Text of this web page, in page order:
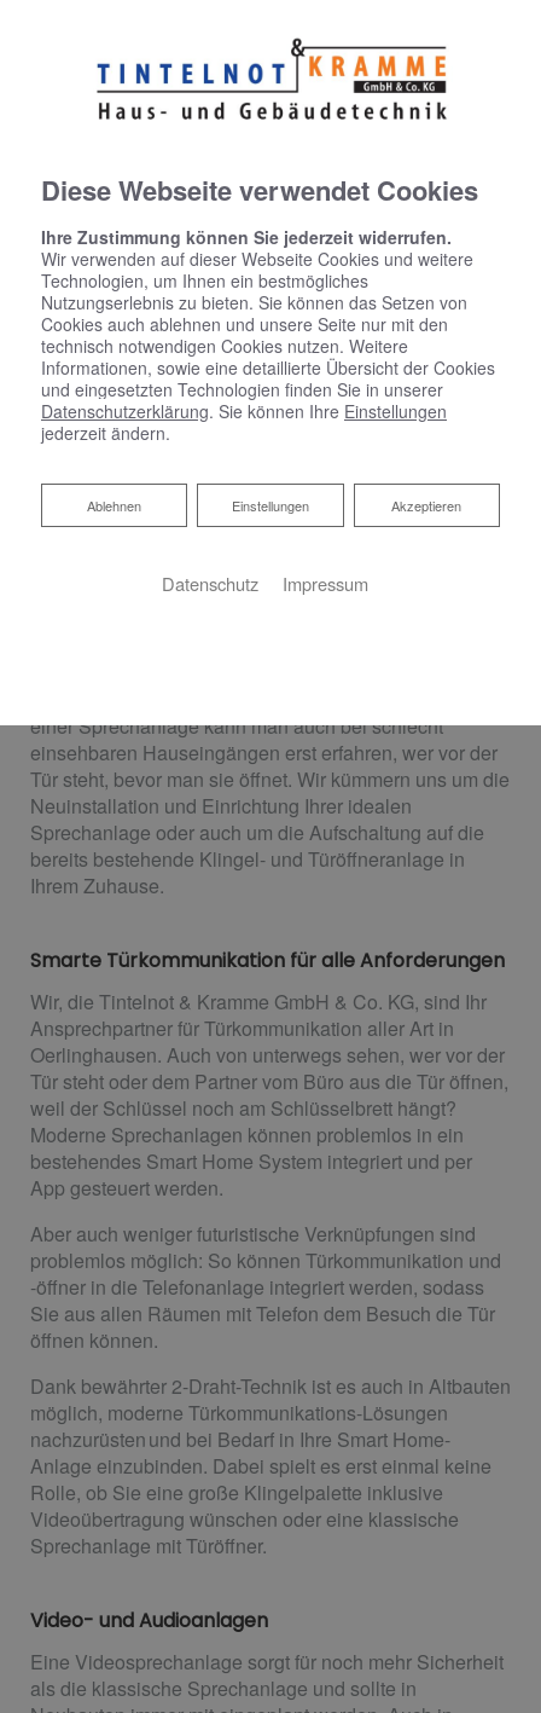
Sprechanlagen
einer Sprechanlage kann man auch bei schlecht
einsehbaren Hauseingängen erst erfahren, wer vor der
Tür steht, bevor man sie öffnet. Wir kümmern uns um die
Neuinstallation und Einrichtung Ihrer idealen
Sprechanlage oder auch um die Aufschaltung auf die
bereits bestehende Klingel- und Türöffneranlage in
Ihrem Zuhause.
Smarte Türkommunikation für alle Anforderungen
Wir, die Tintelnot & Kramme GmbH & Co. KG, sind Ihr
Ansprechpartner für Türkommunikation aller Art in
Oerlinghausen. Auch von unterwegs sehen, wer vor der
Tür steht oder dem Partner vom Büro aus die Tür öffnen,
weil der Schlüssel noch am Schlüsselbrett hängt?
Moderne Sprechanlagen können problemlos in ein
bestehendes Smart Home System integriert und per
App gesteuert werden.
Aber auch weniger futuristische Verknüpfungen sind
problemlos möglich: So können Türkommunikation und
-öffner in die Telefonanlage integriert werden, sodass
Sie aus allen Räumen mit Telefon dem Besuch die Tür
öffnen können.
Dank bewährter 2-Draht-Technik ist es auch in Altbauten
möglich, moderne Türkommunikations-Lösungen
nachzurüsten und bei Bedarf in Ihre Smart Home-
Anlage einzubinden. Dabei spielt es erst einmal keine
Rolle, ob Sie eine große Klingelpalette inklusive
Videoübertragung wünschen oder eine klassische
Sprechanlage mit Türöffner.
Video- und Audioanlagen
Eine Videosprechanlage sorgt für noch mehr Sicherheit
als die klassische Sprechanlage und sollte in
Diese Webseite verwendet Cookies
Ihre Zustimmung können Sie jederzeit widerrufen.
Wir verwenden auf dieser Webseite Cookies und weitere
Technologien, um Ihnen ein bestmögliches
Nutzungserlebnis zu bieten. Sie können das Setzen von
Cookies auch ablehnen und unsere Seite nur mit den
technisch notwendigen Cookies nutzen. Weitere
Informationen, sowie eine detaillierte Übersicht der Cookies
und eingesetzten Technologien finden Sie in unserer
Datenschutzerklärung. Sie können Ihre Einstellungen
jederzeit ändern.
Akzeptieren
Einstellungen
Ablehnen
Ablehnen
Datenschutz Impressum